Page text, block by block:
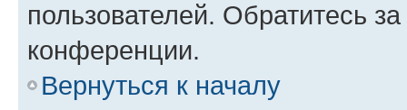
пользователей. Обратитесь
конференции.
Вернуться к началу